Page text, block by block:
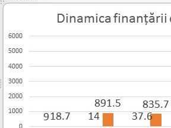
Achizițiile publice în vizorul societății